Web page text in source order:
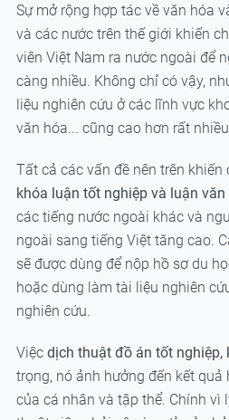
Sự mở rộng hợp tác về văn hóa
và các nước trên thế giới khiến
viên Việt Nam ra nước ngoài để
càng nhiều. Không chỉ có vậy,
liệu nghiên cứu ở các lĩnh vực
văn hóa... cũng cao hơn rất
Tất cả các vấn đề nên trên khiến
khóa luận tốt nghiệp và luận văn
các tiếng nước ngoài khác và
ngoài sang tiếng Việt tăng cao.
sẽ được dùng để nộp hồ sơ du
hoặc dùng làm tài liệu nghiên
nghiên cứu.
Việc dịch thuật đồ án tốt nghiệp,
trọng, nó ảnh hưởng đến kết quả
của cá nhân và tập thể. Chính vì